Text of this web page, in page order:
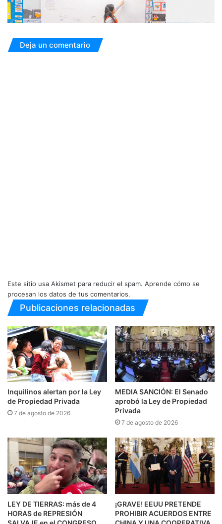
Deja un comentario
Este sitio usa Akismet para reducir el spam. Aprende cómo se
procesan los datos de tus comentarios.
Publicaciones relacionadas
Inquilinos alertan por la Ley
de Propiedad Privada
7 de agosto de 2026
MEDIA SANCIÓN: El Senado
aprobó la Ley de Propiedad
Privada
7 de agosto de 2026
LEY DE TIERRAS: más de 4
HORAS de REPRESIÓN
¡GRAVE! EEUU PRETENDE
PROHIBIR ACUERDOS ENTRE